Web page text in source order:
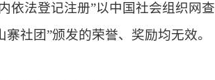
依法登记注册”以中国社会组织网
寨社团”颁发的荣誉、奖励均无效。